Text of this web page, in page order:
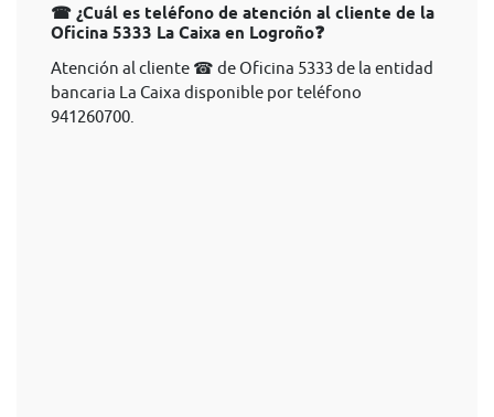
☎ ¿Cuál es teléfono de atención al cliente de la
Oficina 5333 La Caixa en Logroño❓
Atención al cliente ☎ de Oficina 5333 de la entidad
bancaria La Caixa disponible por teléfono
941260700.